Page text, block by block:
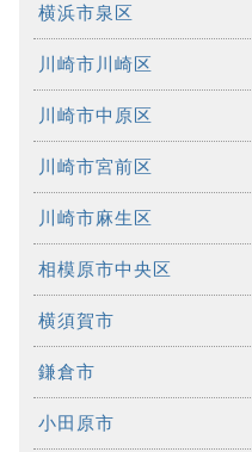
横浜市泉区
川崎市川崎区
川崎市中原区
川崎市宮前区
川崎市麻生区
相模原市中央区
横須賀市
鎌倉市
小田原市